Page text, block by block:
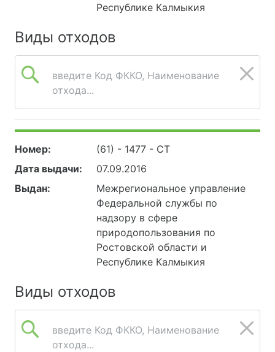
Республике Калмыкия
Виды отходов
введите Код ФККО, Наименование
отхода...
Номер:
(61) - 1477 - СТ
Дата выдачи:
07.09.2016
Выдан:
Межрегиональное управление
Федеральной службы по
надзору в сфере
природопользования по
Ростовской области и
Республике Калмыкия
Виды отходов
введите Код ФККО, Наименование
отхода...